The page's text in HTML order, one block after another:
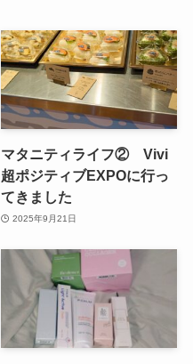
マタニティライフ② Vivi
超ポジティブEXPOに行っ
てきました
2025年9月21日